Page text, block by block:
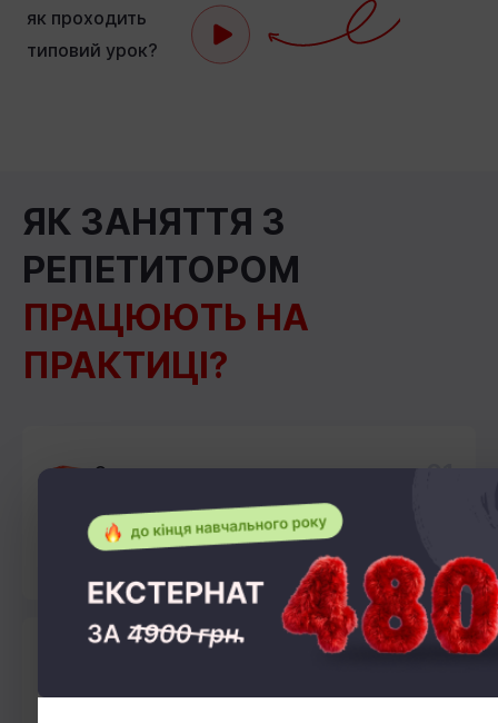
як проходить
типовий урок?
ЯК ЗАНЯТТЯ З
РЕПЕТИТОРОМ
ПРАЦЮЮТЬ НА
ПРАКТИЦІ?
01
Отримуєте доступи
Після заповнення форми – отримаєте доступи
до навчальних курсів з матеріалами, розкладом
уроків, чатами з вчителями й однокласниками.
02
Куратор призначить вам зустріч для знайомства